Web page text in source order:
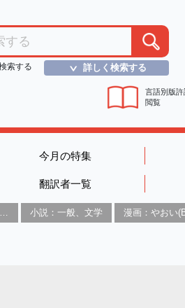
索する ＞
詳しく検索する
言語別版
閲覧
今月の特集
翻訳者一覧
小説：一般、文学 漫画：やおい